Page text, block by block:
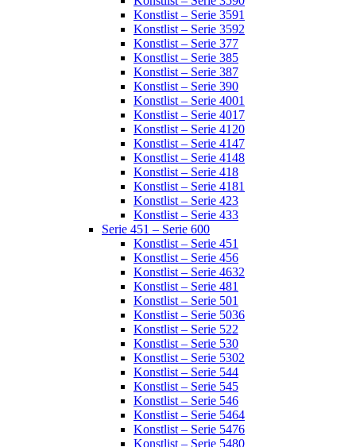
Konstlist – Serie 3591
Konstlist – Serie 3592
Konstlist – Serie 377
Konstlist – Serie 385
Konstlist – Serie 387
Konstlist – Serie 390
Konstlist – Serie 4001
Konstlist – Serie 4017
Konstlist – Serie 4120
Konstlist – Serie 4147
Konstlist – Serie 4148
Konstlist – Serie 418
Konstlist – Serie 4181
Konstlist – Serie 423
Konstlist – Serie 433
Serie 451 – Serie 600
Konstlist – Serie 451
Konstlist – Serie 456
Konstlist – Serie 4632
Konstlist – Serie 481
Konstlist – Serie 501
Konstlist – Serie 5036
Konstlist – Serie 522
Konstlist – Serie 530
Konstlist – Serie 5302
Konstlist – Serie 544
Konstlist – Serie 545
Konstlist – Serie 546
Konstlist – Serie 5464
Konstlist – Serie 5476
Konstlist – Serie 5480